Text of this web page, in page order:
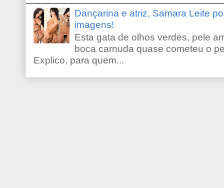
Dançarina e atriz, Samara Leite
imagens!
Esta gata de olhos verdes, pele
boca carnuda quase cometeu o
Explico, para quem...